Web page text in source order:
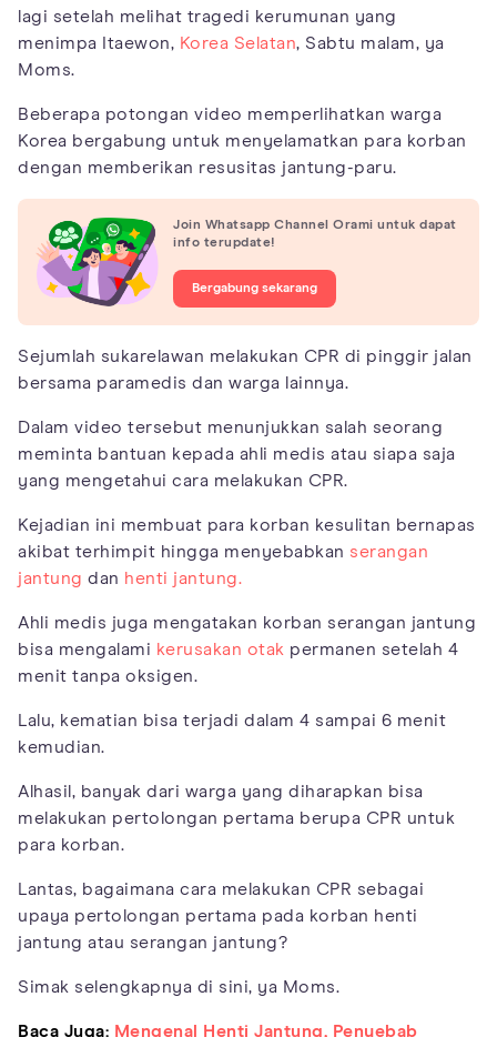
lagi setelah melihat tragedi kerumunan yang
menimpa Itaewon, Korea Selatan, Sabtu malam, ya
Moms.
Beberapa potongan video memperlihatkan warga
Korea bergabung untuk menyelamatkan para korban
dengan memberikan resusitas jantung-paru.
Join Whatsapp Channel Orami untuk dapat
info terupdate!
Bergabung sekarang
Sejumlah sukarelawan melakukan CPR di pinggir jalan
bersama paramedis dan warga lainnya.
Dalam video tersebut menunjukkan salah seorang
meminta bantuan kepada ahli medis atau siapa saja
yang mengetahui cara melakukan CPR.
Kejadian ini membuat para korban kesulitan bernapas
akibat terhimpit hingga menyebabkan serangan
jantung dan henti jantung.
Ahli medis juga mengatakan korban serangan jantung
bisa mengalami kerusakan otak permanen setelah 4
menit tanpa oksigen.
Lalu, kematian bisa terjadi dalam 4 sampai 6 menit
kemudian.
Alhasil, banyak dari warga yang diharapkan bisa
melakukan pertolongan pertama berupa CPR untuk
para korban.
Lantas, bagaimana cara melakukan CPR sebagai
upaya pertolongan pertama pada korban henti
jantung atau serangan jantung?
Simak selengkapnya di sini, ya Moms.
Baca Juga: Mengenal Henti Jantung, Penyebab